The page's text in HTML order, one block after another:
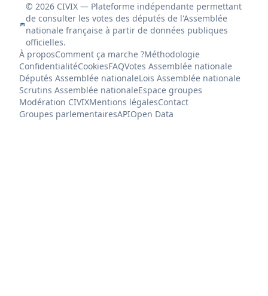
© 2026 CIVIX — Plateforme indépendante permettant
de consulter les votes des députés de l'Assemblée
nationale française à partir de données publiques
officielles.
À proposComment ça marche ?Méthodologie
ConfidentialitéCookiesFAQVotes Assemblée nationale
Députés Assemblée nationaleLois Assemblée nationale
Scrutins Assemblée nationaleEspace groupes
Modération CIVIXMentions légalesContact
Groupes parlementairesAPIOpen Data